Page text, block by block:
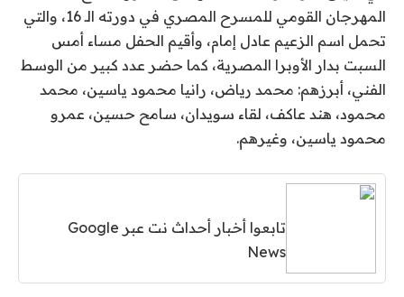
المهرجان القومي للمسرح المصري في دورته الـ 16، والتي
تحمل اسم الزعيم عادل إمام، وأقيم الحفل مساء أمس
السبت بدار الأوبرا المصرية، كما حضر عدد كبير من الوسط
الفني، أبرزهم: محمد رياض، رانيا محمود ياسين، محمد
محمود، هند عاكف، لقاء سويدان، سامح حسين، عمرو
محمود ياسين، وغيرهم.
تابعوا أخبار أحداث نت عبر Google
News